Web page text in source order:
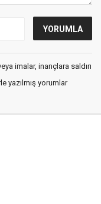
imalar, inançlara saldırı
yazılmış yorumlar